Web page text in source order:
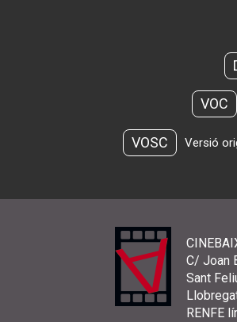
VOC
VOSC Versió
C/ Joan
Sant
RENFE